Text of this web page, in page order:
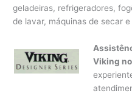
geladeiras, refrigeradores,
de lavar, máquinas de secar
Viking